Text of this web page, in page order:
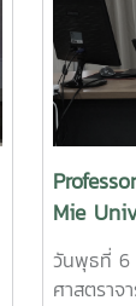
Mie
เพื่อหารื
และการ
วันพุธที่ 6
ศาสตราจ